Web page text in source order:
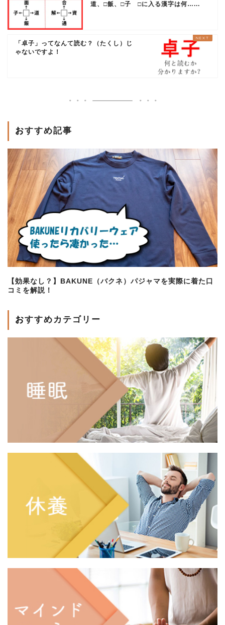
道、□飯、□子 □に入る漢字は何…...
「卓子」ってなんて読む？（たくし）じ
ゃないですよ！
おすすめ記事
【効果なし？】BAKUNE（バクネ）パジャマを実際に着た口
コミを解説！
おすすめカテゴリー